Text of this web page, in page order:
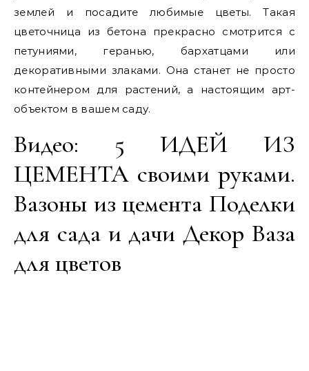
землей и посадите любимые цветы. Такая
цветочница из бетона прекрасно смотрится с
петуниями, геранью, бархатцами или
декоративными злаками. Она станет не просто
контейнером для растений, а настоящим арт-
объектом в вашем саду.
Видео: 5 ИДЕЙ ИЗ
ЦЕМЕНТА своими руками.
Вазоны из цемента Поделки
для сада и дачи Декор Ваза
для цветов